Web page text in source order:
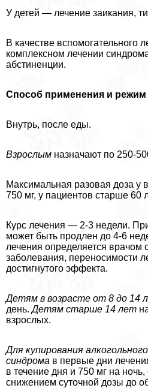
У детей — лечение заикания,
В качестве вспомогательного
комплексном лечении
абстиненции.
Способ применения и режим
Внутрь, после еды.
Взрослым назначают по 250-
Максимальная разовая доза у
750 мг, у пациентов старше 60
Курс лечения — 2-3 недели.
может быть продлен до 4-6
лечения определяется врачом
заболевания, переносимости
достигнутого эффекта.
Детям в возрасте от 8 до 14
день.Детям старше 14 лет
взрослых.
Для купирования
синдрома в первые дни
в течение дня и 750 мг на
снижением суточной дозы до